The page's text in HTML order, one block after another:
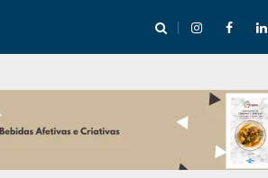
abre mentoria de storytelling com 10 vagas